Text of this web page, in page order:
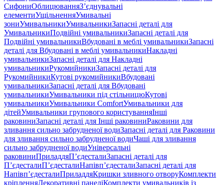
СифониОблицюванняЗ’єднувальні
елементиУщільненняУмивальні
зониУмивальникиУмивальникиЗапасні деталі для
УмивальникиПодвійні умивальникиЗапасні деталі для
Подвійні умивальникиВбудовані в меблі умивальникиЗапасні
деталі для Вбудовані в меблі умивальникиНакладні
умивальникиЗапасні деталі для Накладні
умивальникиРукомийникиЗапасні деталі для
РукомийникиКутові рукомийникиВбудовані
умивальникиЗапасні деталі для Вбудовані
умивальникиУмивальники під стільницюКутові
умивальникиУмивальники ComfortУмивальники для
дітейУмивальники групового користуванняІнші
раковиниЗапасні деталі для Інші раковиниРаковини для
зливання сильно забрудненої водиЗапасні деталі для Раковини
для зливання сильно забрудненої водиЧаші для зливання
сильно забрудненої водиУніверсальні
раковиниПриладдяП’єдесталиЗапасні деталі для
П’єдесталиП’єдесталиНапівп’єдесталиЗапасні деталі для
Напівп’єдесталиПриладдяКришки зливного отворуКомплекти
кріпленняДекоративні панеліКомплекти умивальників із